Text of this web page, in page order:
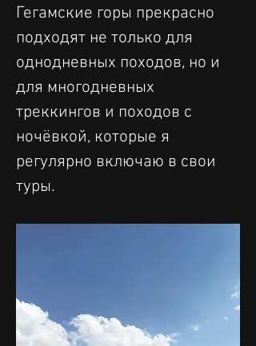
Гегамские горы прекрасно
подходят не только для
однодневных походов, но и
для многодневных
треккингов и походов с
ночёвкой, которые я
регулярно включаю в свои
туры.